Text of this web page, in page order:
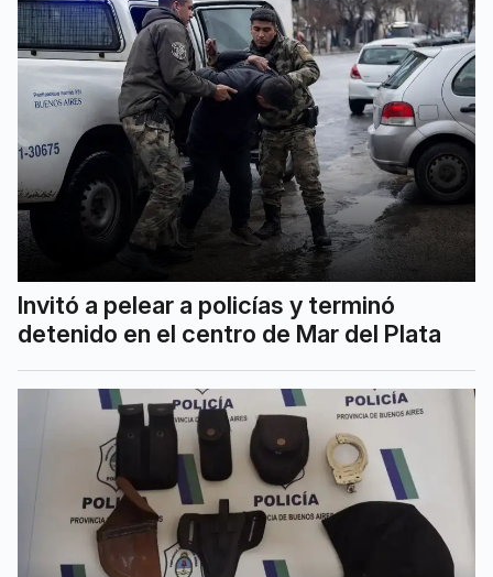
Invitó a pelear a policías y terminó
detenido en el centro de Mar del Plata